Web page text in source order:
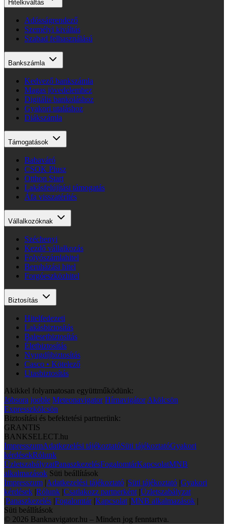
Hitelkiváltás
Adósságrendező
Személyi kiváltás
Szabad felhasználású
Bankszámla
Kedvező bankszámla
Magas jövedelemhez
Digitális bankoláshoz
Gyakori utaláshoz
Diákszámla
Támogatások
Babaváró
CSOK Plusz
Otthon Start
Lakásfelújítási támogatás
Áfa visszatérítés
Vállalkozóknak
Széchenyi
Kezdő vállalkozás
Folyószámlahitel
Beruházási hitel
Forgóeszközhitel
Biztosítás
Hitelfedezeti
Lakásbiztosítás
Balesetbiztosítás
Életbiztosítás
Nyugdíjbiztosítás
Casco • Kötelező
Utasbiztosítás
Akikkel folyamatosan együttműködünk:
Jobsora jooble Meteonavigator Hírnavigátor Akölcsön
Expresszkölcsön
Biztosítási és befektetési partnerünk:
GRANTIS
BANKSELECT.hu
ImpresszumAdatkezelési tájékoztatóSüti tájékoztatóGyakori
kérdésekRólunk
ÜzletszabályzatPanaszkezelésFogalomtárKapcsolatMNB
alkalmazások Süti beállítások
Impresszum |Adatkezelési tájékoztató |Süti tájékoztató |Gyakori
kérdések |Rólunk |Csatlakozz partnerként |Üzletszabályzat
|Panaszkezelés |Fogalomtár |Kapcsolat |MNB alkalmazások |
Süti beállítások
© 2026 Banknavigator.hu – Minden jog fenntartva.